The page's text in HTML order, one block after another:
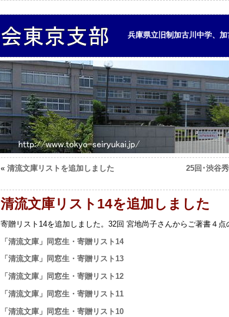
兵庫県立旧制加古川中学、
« 清流文庫リストを追加しました
25回･渋谷
清流文庫リスト14を追加しました
寄贈リスト14を追加しました。32回 宮地尚子さんからご著書４点
「清流文庫」同窓生・寄贈リスト14
「清流文庫」同窓生・寄贈リスト13
「清流文庫」同窓生・寄贈リスト12
「清流文庫」同窓生・寄贈リスト11
「清流文庫」同窓生・寄贈リスト10